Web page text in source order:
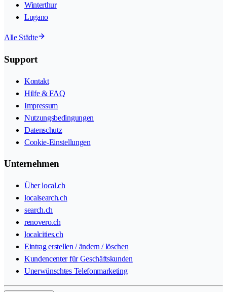
Winterthur
Lugano
Alle Städte
Support
Kontakt
Hilfe & FAQ
Impressum
Nutzungsbedingungen
Datenschutz
Cookie-Einstellungen
Unternehmen
Über local.ch
localsearch.ch
search.ch
renovero.ch
localcities.ch
Eintrag erstellen / ändern / löschen
Kundencenter für Geschäftskunden
Unerwünschtes Telefonmarketing